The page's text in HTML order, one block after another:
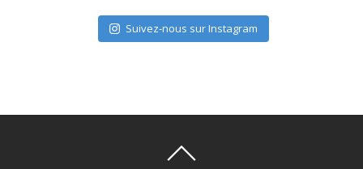
Suivez-nous sur Instagram